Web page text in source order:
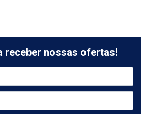
receber nossas ofertas!